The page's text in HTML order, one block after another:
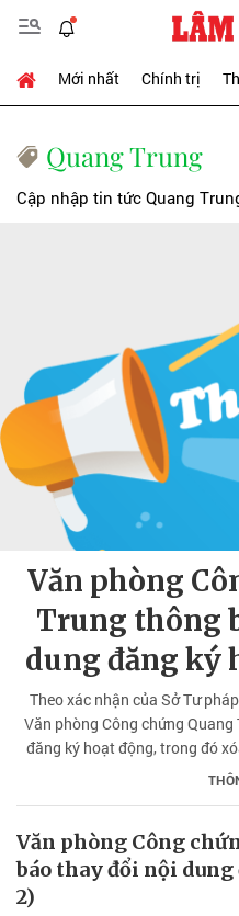
Mới nhất Chính trị
Quang Trung
Cập nhập tin tức Quang
Văn phòng
Trung thông
dung đăng ký
Theo xác nhận của Sở Tư
Văn phòng Công chứng
đăng ký hoạt động, trong đó
chứng viên hợp danh Phan
Văn phòng Công
báo thay đổi nội
2)